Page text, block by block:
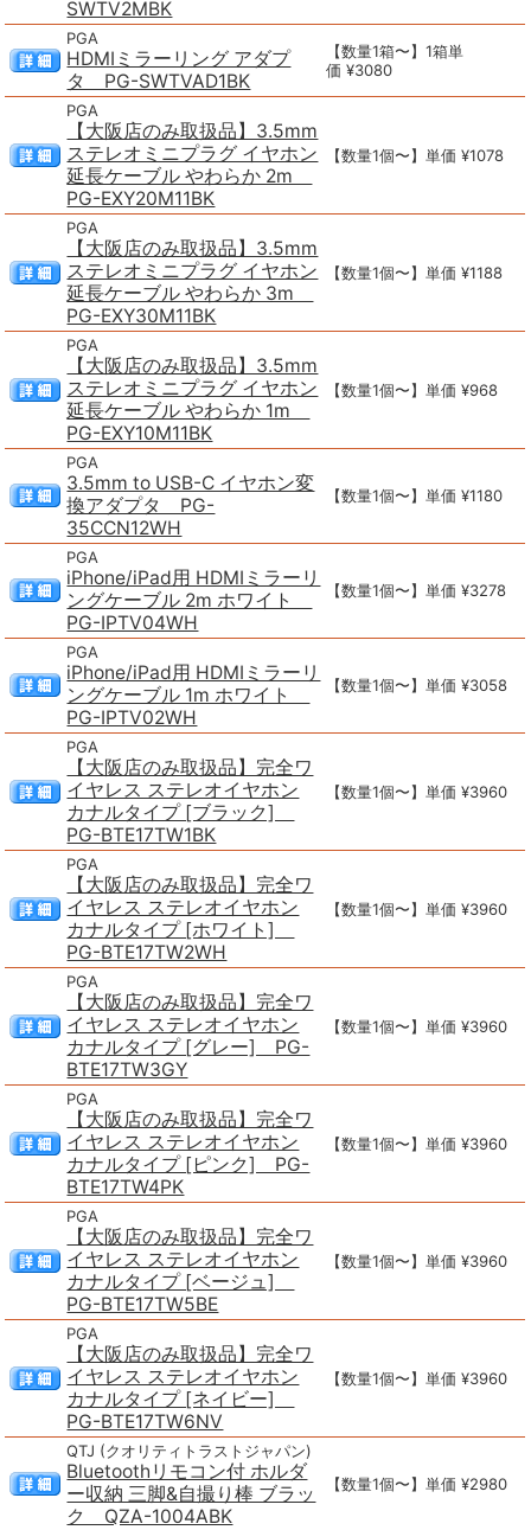
SWTV2MBK
PGA
HDMIミラーリング アダプ
タ PG-SWTVAD1BK
【数量1箱〜】1箱単
価 ¥3080
PGA
【大阪店のみ取扱品】3.5mm
ステレオミニプラグ イヤホン
延長ケーブル やわらか 2m
PG-EXY20M11BK
【数量1個〜】単価 ¥1078
PGA
【大阪店のみ取扱品】3.5mm
ステレオミニプラグ イヤホン
延長ケーブル やわらか 3m
PG-EXY30M11BK
【数量1個〜】単価 ¥1188
PGA
【大阪店のみ取扱品】3.5mm
ステレオミニプラグ イヤホン
延長ケーブル やわらか 1m
PG-EXY10M11BK
【数量1個〜】単価 ¥968
PGA
3.5mm to USB-C イヤホン変
換アダプタ PG-
35CCN12WH
【数量1個〜】単価 ¥1180
PGA
iPhone/iPad用 HDMIミラーリ
ングケーブル 2m ホワイト
PG-IPTV04WH
【数量1個〜】単価 ¥3278
PGA
iPhone/iPad用 HDMIミラーリ
ングケーブル 1m ホワイト
PG-IPTV02WH
【数量1個〜】単価 ¥3058
PGA
【大阪店のみ取扱品】完全ワ
イヤレス ステレオイヤホン
カナルタイプ [ブラック]
PG-BTE17TW1BK
【数量1個〜】単価 ¥3960
PGA
【大阪店のみ取扱品】完全ワ
イヤレス ステレオイヤホン
カナルタイプ [ホワイト]
PG-BTE17TW2WH
【数量1個〜】単価 ¥3960
PGA
【大阪店のみ取扱品】完全ワ
イヤレス ステレオイヤホン
カナルタイプ [グレー] PG-
BTE17TW3GY
【数量1個〜】単価 ¥3960
PGA
【大阪店のみ取扱品】完全ワ
イヤレス ステレオイヤホン
カナルタイプ [ピンク] PG-
BTE17TW4PK
【数量1個〜】単価 ¥3960
PGA
【大阪店のみ取扱品】完全ワ
イヤレス ステレオイヤホン
カナルタイプ [ベージュ]
PG-BTE17TW5BE
【数量1個〜】単価 ¥3960
PGA
【大阪店のみ取扱品】完全ワ
イヤレス ステレオイヤホン
カナルタイプ [ネイビー]
PG-BTE17TW6NV
【数量1個〜】単価 ¥3960
QTJ (クオリティトラストジャパン)
Bluetoothリモコン付 ホルダ
ー収納 三脚&自撮り棒 ブラッ
ク QZA-1004ABK
【数量1個〜】単価 ¥2980